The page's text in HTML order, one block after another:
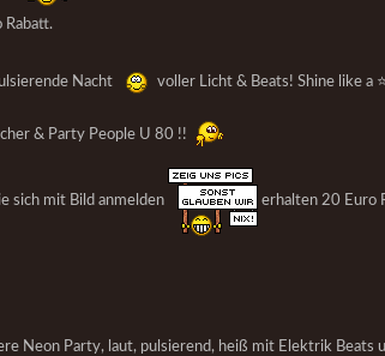
Rabatt.
Nacht voller Licht & Beats! Shine like a ⭐️
& Party People U 80 !!
sich mit Bild anmelden erhalten 20 Euro
Neon Party, laut, pulsierend, heiß mit Elektrik Beats